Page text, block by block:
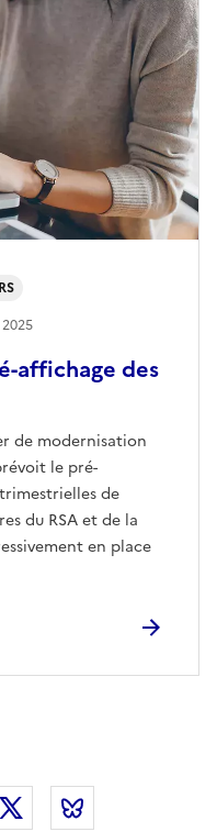
affichage des
de modernisation
le pré-
de
du RSA et de la
en place
Twitter